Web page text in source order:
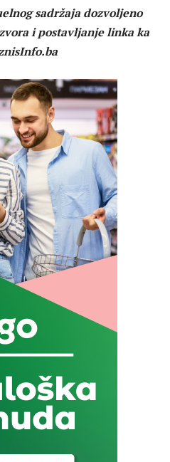
sadržaja dozvoljeno
i postavljanje linka ka